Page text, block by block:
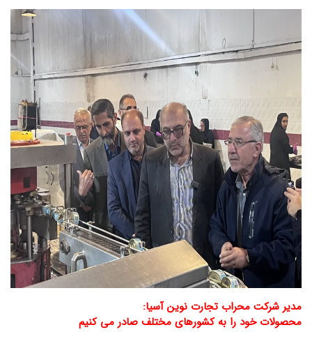
مدیر شرکت محراب تجارت نوین آسیا:
محصولات خود را به کشورهای مختلف صادر می کنیم